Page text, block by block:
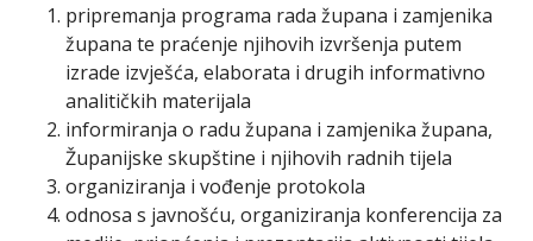
pripremanja programa rada župana i zamjenika
župana te praćenje njihovih izvršenja putem
izrade izvješća, elaborata i drugih informativno
analitičkih materijala
informiranja o radu župana i zamjenika župana,
Županijske skupštine i njihovih radnih tijela
organiziranja i vođenje protokola
odnosa s javnošću, organiziranja konferencija za